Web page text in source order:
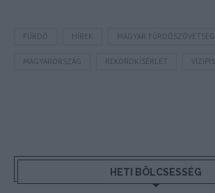
FÜRDŐ HÍREK MAGYAR FÜRDŐSZÖVETSÉG
MAGYARORSZÁG REKORDKÍSÉRLET
HETI BÖLCSESSÉG